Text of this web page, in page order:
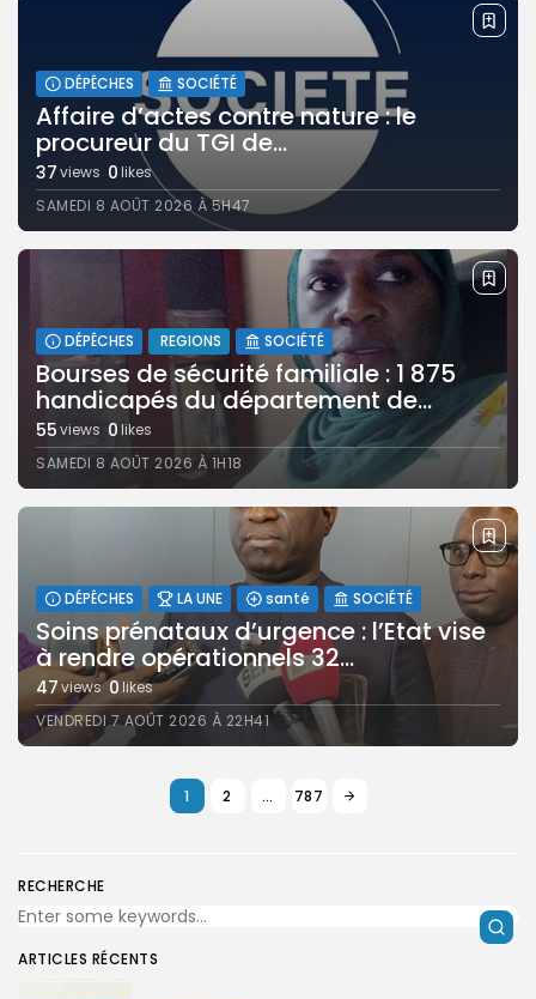
DÉPÊCHES SOCIÉTÉ
Affaire d’actes contre nature : le
procureur du TGI de...
37views 0likes
SAMEDI 8 AOÛT 2026 À 5H47
DÉPÊCHES REGIONS SOCIÉTÉ
Bourses de sécurité familiale : 1 875
handicapés du département de...
55views 0likes
SAMEDI 8 AOÛT 2026 À 1H18
DÉPÊCHES LA UNE santé SOCIÉTÉ
Soins prénataux d’urgence : l’Etat vise
à rendre opérationnels 32...
47views 0likes
VENDREDI 7 AOÛT 2026 À 22H41
1 2 … 787
RECHERCHE
ARTICLES RÉCENTS